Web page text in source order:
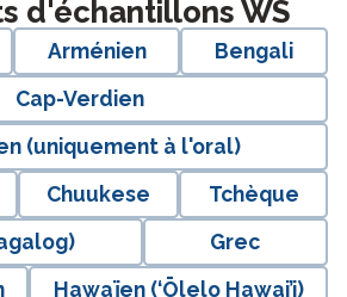
d'échantillons WS
Arménien
Bengali
Cap-Verdien
(uniquement à l'oral)
Chuukese
Tchèque
Grec
Hawaïen (‘Ōlelo Hawai’i)